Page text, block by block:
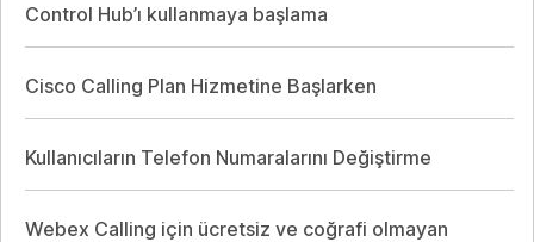
Control Hub’ı kullanmaya başlama
Cisco Calling Plan Hizmetine Başlarken
Kullanıcıların Telefon Numaralarını Değiştirme
Webex Calling için ücretsiz ve coğrafi olmayan